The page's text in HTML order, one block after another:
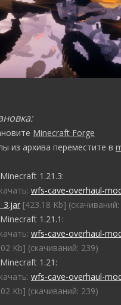
Minecraft Forge
из архива переместите в
1.21.3:
wfs-cave-overhaul-
[423.18 Kb]
1.21.1:
wfs-cave-overhaul-
Kb] (cкачиваний: 239)
1.21:
wfs-cave-overhaul-
Kb] (cкачиваний: 239)